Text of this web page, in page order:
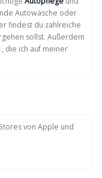
Autowäsche oder
findest du zahlreiche
sollst. Außerdem
, die ich auf meiner
von Apple und